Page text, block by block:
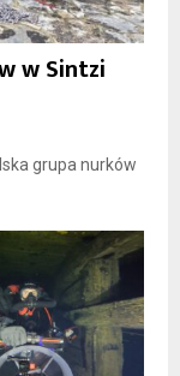
w Sintzi
grupa nurków